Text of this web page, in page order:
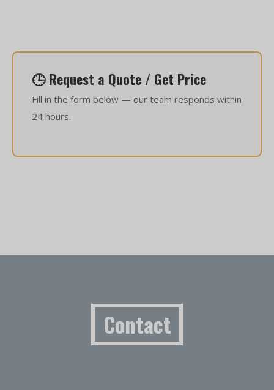
🕒 Request a Quote / Get Price
Fill in the form below — our team responds within
24 hours.
Contact